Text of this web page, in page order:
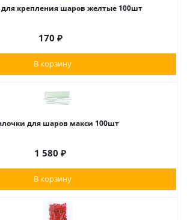
для крепления шаров желтые 100шт
170 ₽
В корзину
для шаров макси 100шт
1 580 ₽
В корзину